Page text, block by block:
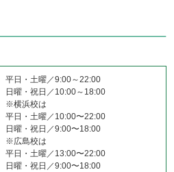
平日・土曜／9:00～22:00
日曜・祝日／10:00～18:00
※横浜校は
平日・土曜／10:00〜22:00
日曜・祝日／9:00〜18:00
※広島校は
平日・土曜／13:00〜22:00
日曜・祝日／9:00〜18:00